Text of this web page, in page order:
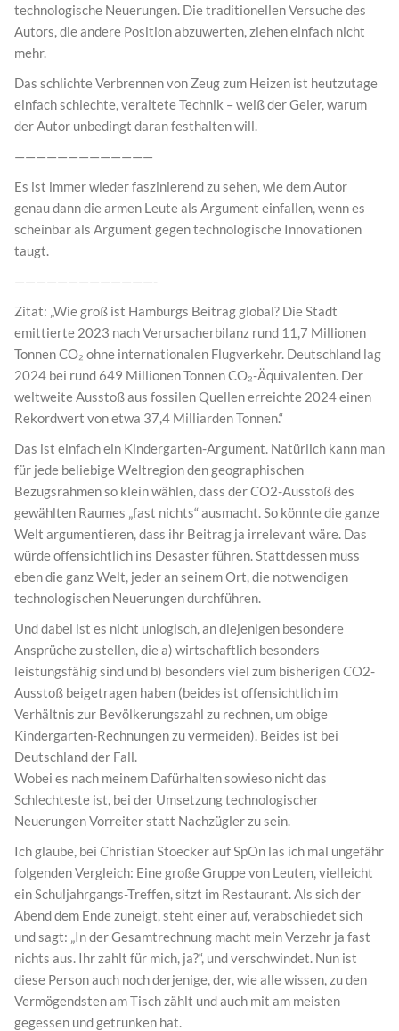
technologische Neuerungen. Die traditionellen Versuche des
Autors, die andere Position abzuwerten, ziehen einfach nicht
mehr.
Das schlichte Verbrennen von Zeug zum Heizen ist heutzutage
einfach schlechte, veraltete Technik – weiß der Geier, warum
der Autor unbedingt daran festhalten will.
—————————————
Es ist immer wieder faszinierend zu sehen, wie dem Autor
genau dann die armen Leute als Argument einfallen, wenn es
scheinbar als Argument gegen technologische Innovationen
taugt.
—————————————-
Zitat: „Wie groß ist Hamburgs Beitrag global? Die Stadt
emittierte 2023 nach Verursacherbilanz rund 11,7 Millionen
Tonnen CO₂ ohne internationalen Flugverkehr. Deutschland lag
2024 bei rund 649 Millionen Tonnen CO₂-Äquivalenten. Der
weltweite Ausstoß aus fossilen Quellen erreichte 2024 einen
Rekordwert von etwa 37,4 Milliarden Tonnen.“
Das ist einfach ein Kindergarten-Argument. Natürlich kann man
für jede beliebige Weltregion den geographischen
Bezugsrahmen so klein wählen, dass der CO2-Ausstoß des
gewählten Raumes „fast nichts“ ausmacht. So könnte die ganze
Welt argumentieren, dass ihr Beitrag ja irrelevant wäre. Das
würde offensichtlich ins Desaster führen. Stattdessen muss
eben die ganz Welt, jeder an seinem Ort, die notwendigen
technologischen Neuerungen durchführen.
Und dabei ist es nicht unlogisch, an diejenigen besondere
Ansprüche zu stellen, die a) wirtschaftlich besonders
leistungsfähig sind und b) besonders viel zum bisherigen CO2-
Ausstoß beigetragen haben (beides ist offensichtlich im
Verhältnis zur Bevölkerungszahl zu rechnen, um obige
Kindergarten-Rechnungen zu vermeiden). Beides ist bei
Deutschland der Fall.
Wobei es nach meinem Dafürhalten sowieso nicht das
Schlechteste ist, bei der Umsetzung technologischer
Neuerungen Vorreiter statt Nachzügler zu sein.
Ich glaube, bei Christian Stoecker auf SpOn las ich mal ungefähr
folgenden Vergleich: Eine große Gruppe von Leuten, vielleicht
ein Schuljahrgangs-Treffen, sitzt im Restaurant. Als sich der
Abend dem Ende zuneigt, steht einer auf, verabschiedet sich
und sagt: „In der Gesamtrechnung macht mein Verzehr ja fast
nichts aus. Ihr zahlt für mich, ja?“, und verschwindet. Nun ist
diese Person auch noch derjenige, der, wie alle wissen, zu den
Vermögendsten am Tisch zählt und auch mit am meisten
gegessen und getrunken hat.